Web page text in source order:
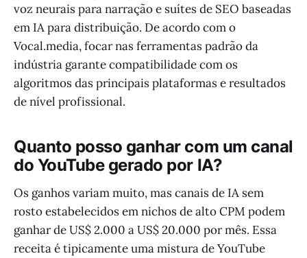
voz neurais para narração e suítes de SEO baseadas
em IA para distribuição. De acordo com o
Vocal.media, focar nas ferramentas padrão da
indústria garante compatibilidade com os
algoritmos das principais plataformas e resultados
de nível profissional.
Quanto posso ganhar com um canal
do YouTube gerado por IA?
Os ganhos variam muito, mas canais de IA sem
rosto estabelecidos em nichos de alto CPM podem
ganhar de US$ 2.000 a US$ 20.000 por mês. Essa
receita é tipicamente uma mistura de YouTube